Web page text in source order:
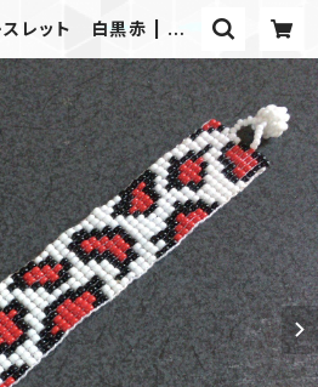
レット 白黒赤 | Ma